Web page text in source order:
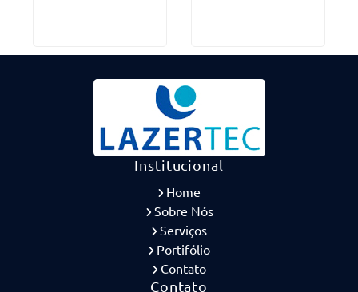
Institucional
Home
Sobre Nós
Serviços
Portifólio
Contato
Contato